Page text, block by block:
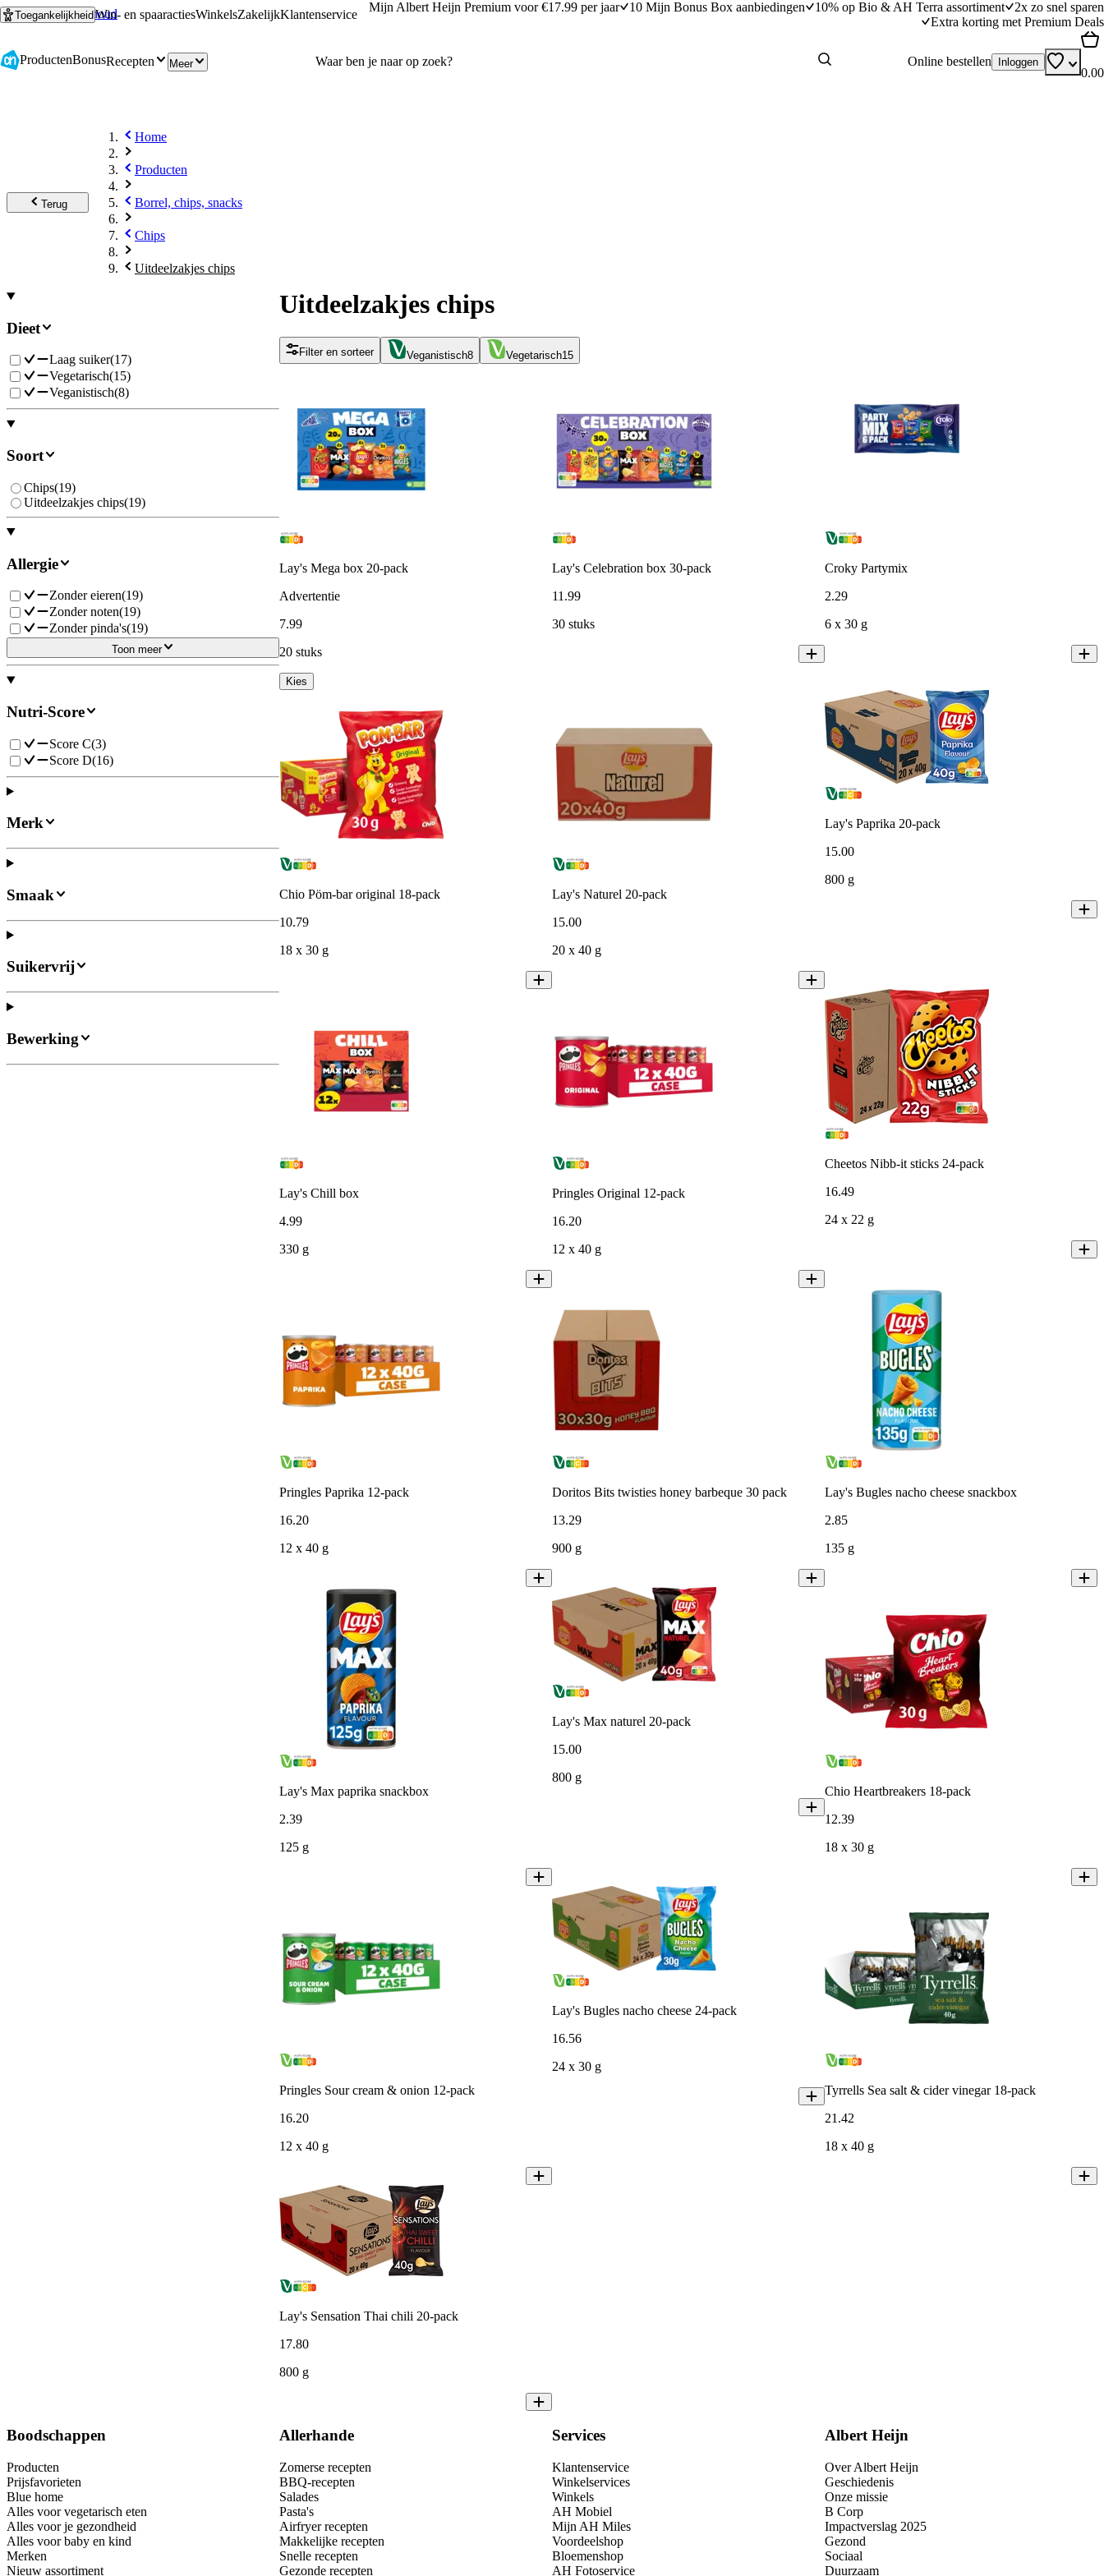
Ga naar hoofdinhoud
Ga naar zoeken
ToegankelijkheidWin- en spaaractiesWinkelsZakelijkKlantenservice
Mijn Albert Heijn Premium voor €17.99 per jaar 10 Mijn Bonus Box aanbiedingen 10% op Bio & AH Terra assortiment
2x zo snel sparen
Extra korting met Premium Deals
ProductenBonusRecepten Meer Online bestellen Inloggen
0.00
Terug
Home
Producten
Borrel, chips, snacks
Chips
Uitdeelzakjes chips
Dieet
Laag suiker(17)
Vegetarisch(15)
Veganistisch(8)
Soort
Chips(19)
Uitdeelzakjes chips(19)
Allergie
Zonder eieren(19)
Zonder noten(19)
Zonder pinda's(19)
Toon meer
Nutri-Score
Score C(3)
Score D(16)
Merk
Smaak
Suikervrij
Bewerking
Uitdeelzakjes chips
Filter en sorteer Veganistisch8 Vegetarisch15
Lay's Mega box 20-pack
Advertentie
7.99
20 stuks
Kies
Lay's Celebration box 30-pack
11.99
30 stuks
Croky Partymix
2.29
6 x 30 g
Chio Pöm-bar original 18-pack
10.79
18 x 30 g
Lay's Naturel 20-pack
15.00
20 x 40 g
Lay's Paprika 20-pack
15.00
800 g
Lay's Chill box
4.99
330 g
Pringles Original 12-pack
16.20
12 x 40 g
Cheetos Nibb-it sticks 24-pack
16.49
24 x 22 g
Pringles Paprika 12-pack
16.20
12 x 40 g
Doritos Bits twisties honey barbeque 30 pack
13.29
900 g
Lay's Bugles nacho cheese snackbox
2.85
135 g
Lay's Max paprika snackbox
2.39
125 g
Lay's Max naturel 20-pack
15.00
800 g
Chio Heartbreakers 18-pack
12.39
18 x 30 g
Pringles Sour cream & onion 12-pack
16.20
12 x 40 g
Lay's Bugles nacho cheese 24-pack
16.56
24 x 30 g
Tyrrells Sea salt & cider vinegar 18-pack
21.42
18 x 40 g
Lay's Sensation Thai chili 20-pack
17.80
800 g
Boodschappen
Producten
Prijsfavorieten
Blue home
Alles voor vegetarisch eten
Alles voor je gezondheid
Alles voor baby en kind
Merken
Nieuw assortiment
Allerhande
Zomerse recepten
BBQ-recepten
Salades
Pasta's
Airfryer recepten
Makkelijke recepten
Snelle recepten
Gezonde recepten
Services
Klantenservice
Winkelservices
Winkels
AH Mobiel
Mijn AH Miles
Voordeelshop
Bloemenshop
AH Fotoservice
Albert Heijn
Over Albert Heijn
Geschiedenis
Onze missie
B Corp
Impactverslag 2025
Gezond
Sociaal
Duurzaam